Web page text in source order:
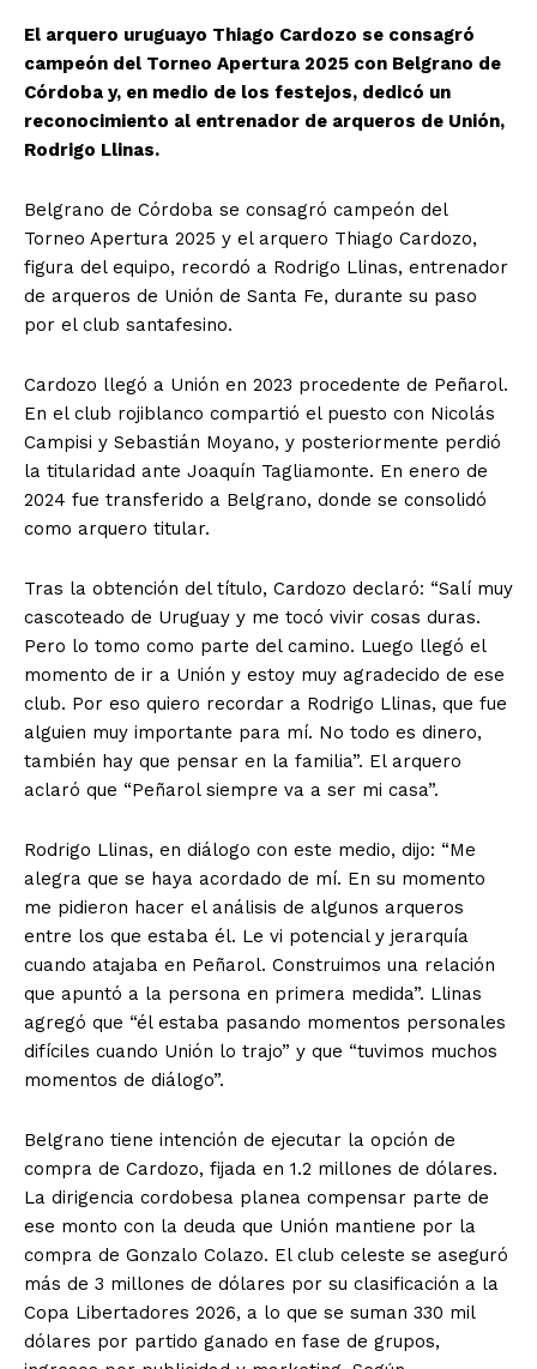
El arquero uruguayo Thiago Cardozo se consagró
campeón del Torneo Apertura 2025 con Belgrano de
Córdoba y, en medio de los festejos, dedicó un
reconocimiento al entrenador de arqueros de Unión,
Rodrigo Llinas.
Belgrano de Córdoba se consagró campeón del
Torneo Apertura 2025 y el arquero Thiago Cardozo,
figura del equipo, recordó a Rodrigo Llinas, entrenador
de arqueros de Unión de Santa Fe, durante su paso
por el club santafesino.
Cardozo llegó a Unión en 2023 procedente de Peñarol.
En el club rojiblanco compartió el puesto con Nicolás
Campisi y Sebastián Moyano, y posteriormente perdió
la titularidad ante Joaquín Tagliamonte. En enero de
2024 fue transferido a Belgrano, donde se consolidó
como arquero titular.
Tras la obtención del título, Cardozo declaró: “Salí muy
cascoteado de Uruguay y me tocó vivir cosas duras.
Pero lo tomo como parte del camino. Luego llegó el
momento de ir a Unión y estoy muy agradecido de ese
club. Por eso quiero recordar a Rodrigo Llinas, que fue
alguien muy importante para mí. No todo es dinero,
también hay que pensar en la familia”. El arquero
aclaró que “Peñarol siempre va a ser mi casa”.
Rodrigo Llinas, en diálogo con este medio, dijo: “Me
alegra que se haya acordado de mí. En su momento
me pidieron hacer el análisis de algunos arqueros
entre los que estaba él. Le vi potencial y jerarquía
cuando atajaba en Peñarol. Construimos una relación
que apuntó a la persona en primera medida”. Llinas
agregó que “él estaba pasando momentos personales
difíciles cuando Unión lo trajo” y que “tuvimos muchos
momentos de diálogo”.
Belgrano tiene intención de ejecutar la opción de
compra de Cardozo, fijada en 1.2 millones de dólares.
La dirigencia cordobesa planea compensar parte de
ese monto con la deuda que Unión mantiene por la
compra de Gonzalo Colazo. El club celeste se aseguró
más de 3 millones de dólares por su clasificación a la
Copa Libertadores 2026, a lo que se suman 330 mil
dólares por partido ganado en fase de grupos,